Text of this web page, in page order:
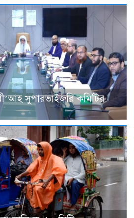
সুপারভাইজরি কমিটির